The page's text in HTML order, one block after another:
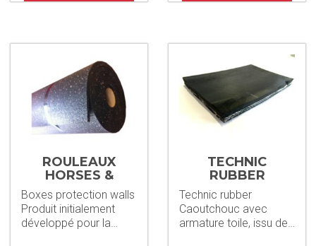
ROULEAUX
HORSES &
FITNESS
Boxes protection walls
Produit initialement
développé pour la…
TECHNIC
RUBBER
Technic rubber
Caoutchouc avec
armature toile, issu de…